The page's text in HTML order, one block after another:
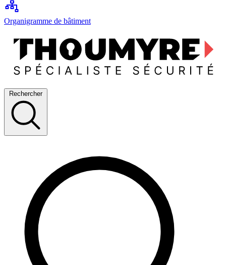
Organigramme de bâtiment
Rechercher